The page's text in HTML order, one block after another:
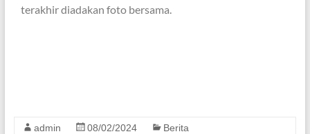
terakhir diadakan foto bersama.
admin 08/02/2024 Berita